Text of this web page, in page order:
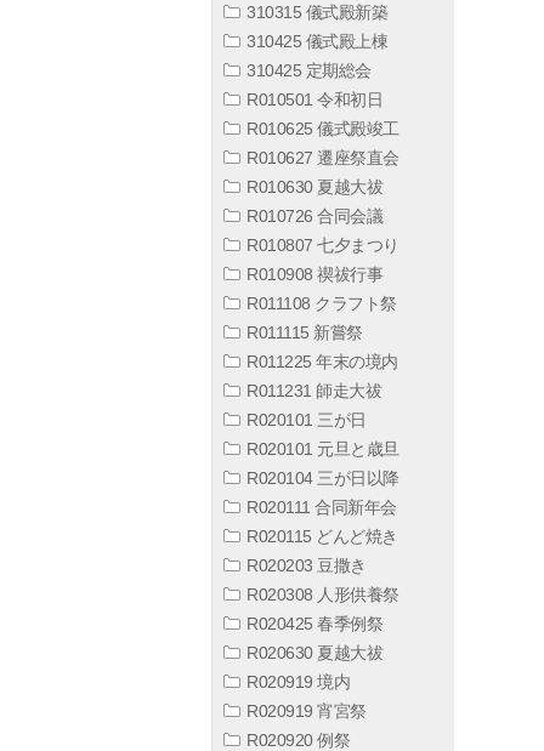
310315 儀式殿新築
310425 儀式殿上棟
310425 定期総会
R010501 令和初日
R010625 儀式殿竣工
R010627 遷座祭直会
R010630 夏越大祓
R010726 合同会議
R010807 七夕まつり
R010908 禊祓行事
R011108 クラフト祭
R011115 新嘗祭
R011225 年末の境内
R011231 師走大祓
R020101 三が日
R020101 元旦と歳旦
R020104 三が日以降
R020111 合同新年会
R020115 どんど焼き
R020203 豆撒き
R020308 人形供養祭
R020425 春季例祭
R020630 夏越大祓
R020919 境内
R020919 宵宮祭
R020920 例祭